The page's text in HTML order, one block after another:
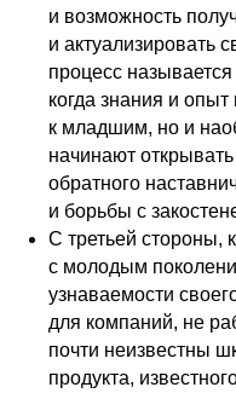
и возможность
и актуализировать
процесс называется
когда знания и
к младшим, но и
начинают
обратного
и борьбы с
С третьей стороны,
с молодым
узнаваемости
для компаний, не
почти неизвестны
продукта,